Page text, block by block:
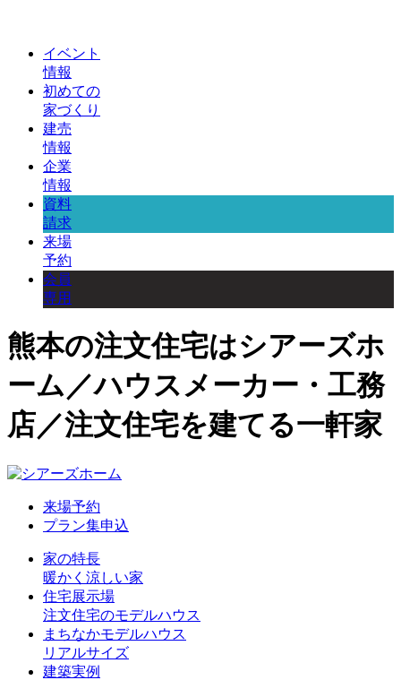
イベント
情報
初めての
家づくり
建売
情報
企業
情報
資料
請求
来場
予約
会員
専用
熊本の注文住宅はシアーズホ
ーム／ハウスメーカー・工務
店／注文住宅を建てる一軒家
来場予約
プラン集申込
家の特長
暖かく涼しい家
住宅展示場
注文住宅のモデルハウス
まちなかモデルハウス
リアルサイズ
建築実例